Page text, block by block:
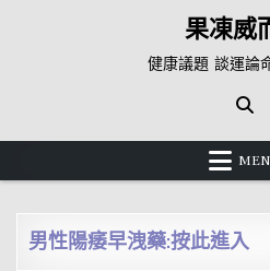
果凍威
健康議題 談運論
男性陽痿早洩藥:按此進入